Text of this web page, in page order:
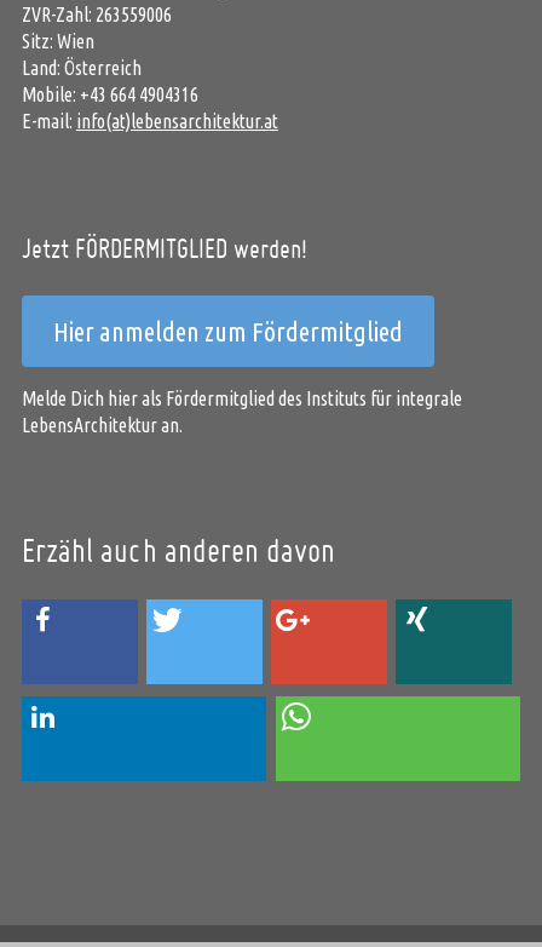
ZVR-Zahl: 263559006
Sitz: Wien
Land: Österreich
Mobile: +43 664 4904316
E-mail: info(at)lebensarchitektur.at
Jetzt FÖRDERMITGLIED werden!
Hier anmelden zum Fördermitglied
Melde Dich hier als Fördermitglied des Instituts für integrale
LebensArchitektur an.
Erzähl auch anderen davon